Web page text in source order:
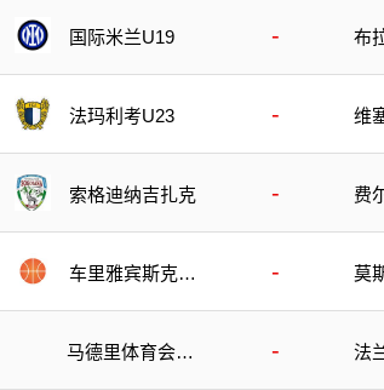
国际米兰U19 -
布
法玛利考U23 - 维
索格迪纳吉扎克 - 费
车里雅宾斯克奥
-
莫
马德里体育会U
- 法